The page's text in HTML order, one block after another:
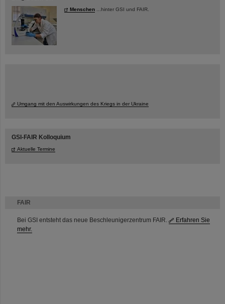
FAIR
Bei GSI entsteht das neue Beschleunigerzentrum FAIR.
Erfahren Sie
mehr.
Menschen ...hinter GSI und FAIR.
Umgang mit den Auswirkungen des Kriegs in der Ukraine
GSI-FAIR Kolloquium
Aktuelle Termine